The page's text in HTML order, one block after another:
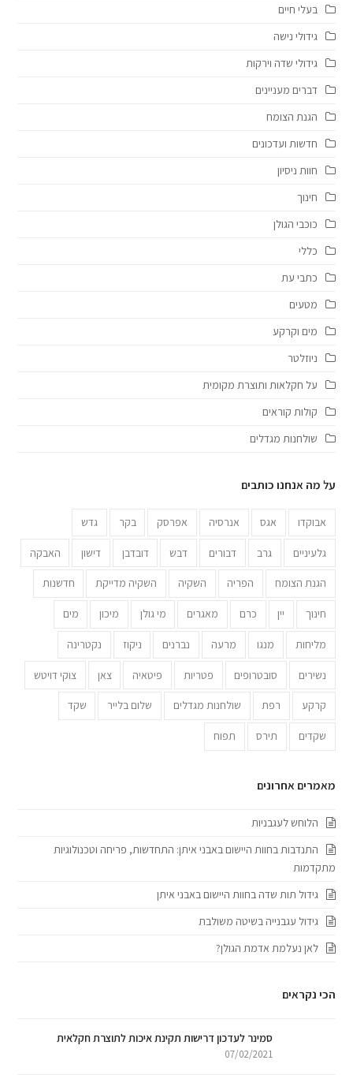
בעלי חיים
גידולי נישה
גידולי שדה וירקות
דברים מעניינים
הגנת הצומח
חדשות ועדכונים
חוות ניסיון
חינוך
כוכבי הגולן
כללי
כתבי עת
מטעים
מים וקרקע
ניוזלטר
על חקלאות ותוצרת מקומית
קולות קוראים
שולחנות מגדלים
על מה אנחנו כותבים
אבוקדו אגס אנרסיה אפרסק בקר גדש
גלעיניים גרב דבורים דבש דובדבן דישון האבקה
הגנת הצומח הפריה השקיה השקיה מדייקת חדשנות
חינוך יין כרם מאגרים מי גולן מיכון מים
מליחות מנגו מרעה נברנים ניקוז נקטרינה
נשירים סובטרופים פטריות פיטאיה צאן צוקי דויטש
קרקע רפת שולחנות מגדלים שלום בלייר שקד
שקדים תירס תפוח
מאמרים אחרונים
הלוחש לעגבניות
התנדבות בחוות היישום באבני איתן: התחדשות, פריחה וטכנולוגיות
מתקדמות
גידול תות שדה בחוות היישום באבני איתן
גידול עגבנייה בשיטה משולבת
לאן נעלמת אדמת הגולן?
הכי נקראים
סמינר לעדכון דרישות תקינת איכות לתוצרת חקלאית
07/02/2021